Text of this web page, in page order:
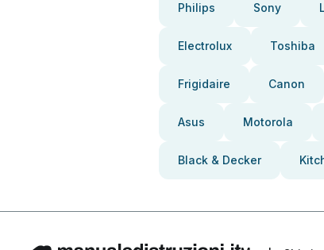
Philips Sony
Electrolux Toshiba
Frigidaire Canon
Asus Motorola
Black & Decker